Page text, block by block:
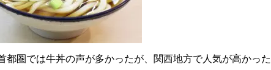
圏では牛丼の声が多かったが、関西地方で人気が高かった